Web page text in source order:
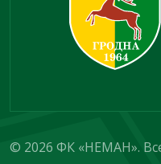
© 2026 ФК «НЕМАН».